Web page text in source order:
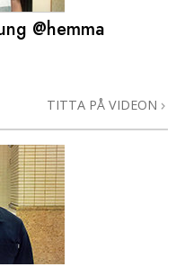
@hemma
TITTA PÅ VIDEON